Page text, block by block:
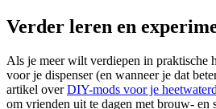
Verder leren en
Als je meer wilt verdiepen in praktische
voor je dispenser (en wanneer je dat
artikel overDIY-mods voor je
om vrienden uit te dagen met brouw- en